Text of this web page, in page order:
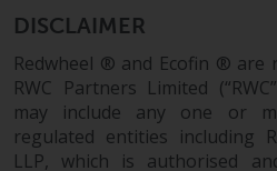
Verkaufsangebot
Aufforderung oder
zur Abgabe eines
Kauf von
Dienstleistungen
von Redwheel
DISCLAIMER
Redwheel ® and Ecofin ® are
RWC Partners Limited
may include any one or
regulated entities including
LLP, which is authorised